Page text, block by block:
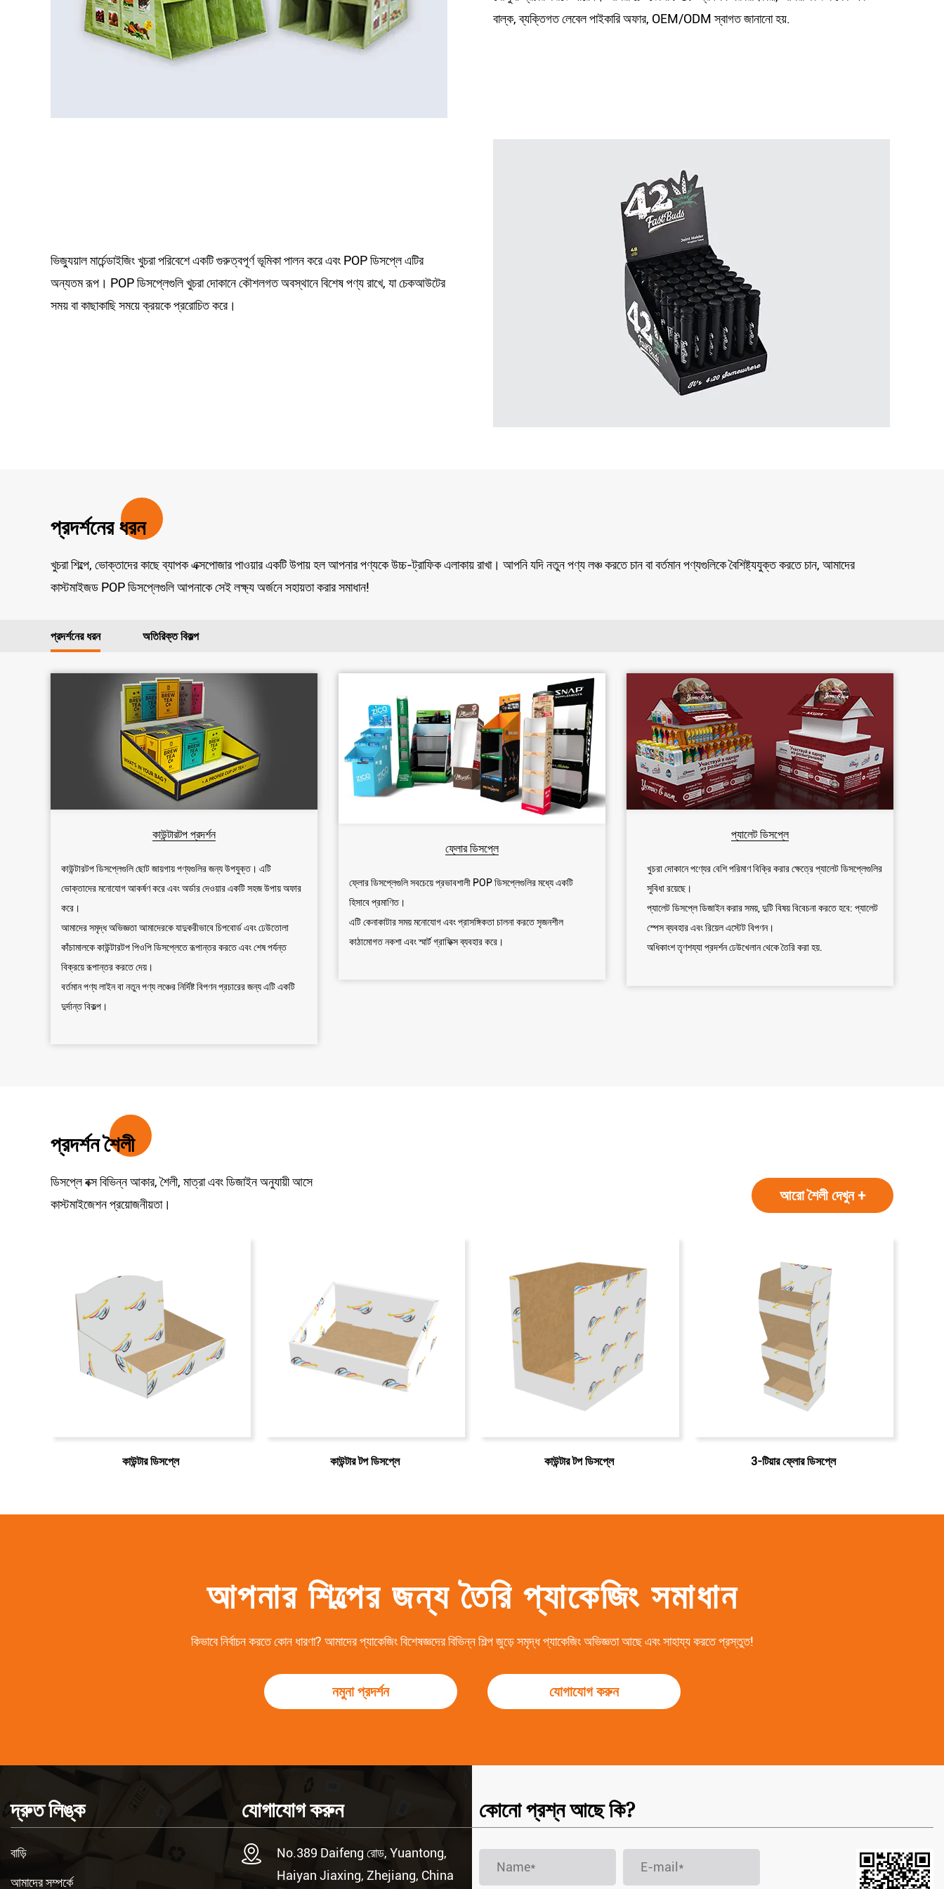
বাল্ক, ব্যক্তিগত লেবেল পাইকারি অফার, OEM/ODM স্বাগত জানানো হয়.
ভিজ্যুয়াল মার্চেন্ডাইজিং খুচরা পরিবেশে একটি গুরুত্বপূর্ণ ভূমিকা পালন করে এবং POP ডিসপ্লে এটির
অন্যতম রূপ। POP ডিসপ্লেগুলি খুচরা দোকানে কৌশলগত অবস্থানে বিশেষ পণ্য রাখে, যা চেকআউটের
সময় বা কাছাকাছি সময়ে ক্রয়কে প্ররোচিত করে।
প্রদর্শনের ধরন
খুচরা শিল্পে, ভোক্তাদের কাছে ব্যাপক এক্সপোজার পাওয়ার একটি উপায় হল আপনার পণ্যকে উচ্চ-ট্রাফিক এলাকায় রাখা। আপনি যদি নতুন পণ্য লঞ্চ করতে চান বা বর্তমান পণ্যগুলিকে বৈশিষ্ট্যযুক্ত করতে চান, আমাদের
কাস্টমাইজড POP ডিসপ্লেগুলি আপনাকে সেই লক্ষ্য অর্জনে সহায়তা করার সমাধান!
প্রদর্শনের ধরন অতিরিক্ত বিকল্প
কাউন্টারটপ প্রদর্শন
কাউন্টারটপ ডিসপ্লেগুলি ছোট জায়গায় পণ্যগুলির জন্য উপযুক্ত। এটি
ভোক্তাদের মনোযোগ আকর্ষণ করে এবং অর্ডার দেওয়ার একটি সহজ উপায় অফার
করে।
আমাদের সমৃদ্ধ অভিজ্ঞতা আমাদেরকে যাদুকরীভাবে চিপবোর্ড এবং ঢেউতোলা
কাঁচামালকে কাউন্টারটপ পিওপি ডিসপ্লেতে রূপান্তর করতে এবং শেষ পর্যন্ত
বিক্রয়ে রূপান্তর করতে দেয়।
বর্তমান পণ্য লাইন বা নতুন পণ্য লঞ্চের নির্দিষ্ট বিপণন প্রচারের জন্য এটি একটি
দুর্দান্ত বিকল্প।
ফ্লোর ডিসপ্লে
ফ্লোর ডিসপ্লেগুলি সবচেয়ে প্রভাবশালী POP ডিসপ্লেগুলির মধ্যে একটি
হিসাবে প্রমাণিত।
এটি কেনাকাটার সময় মনোযোগ এবং প্রাসঙ্গিকতা চালনা করতে সৃজনশীল
কাঠামোগত নকশা এবং স্মার্ট গ্রাফিক্স ব্যবহার করে।
প্যালেট ডিসপ্লে
খুচরা দোকানে পণ্যের বেশি পরিমাণ বিক্রি করার ক্ষেত্রে প্যালেট ডিসপ্লেগুলির
সুবিধা রয়েছে।
প্যালেট ডিসপ্লে ডিজাইন করার সময়, দুটি বিষয় বিবেচনা করতে হবে: প্যালেট
স্পেস ব্যবহার এবং রিয়েল এস্টেট বিপণন।
অধিকাংশ তৃণশয্যা প্রদর্শন ঢেউখেলান থেকে তৈরি করা হয়.
প্রদর্শন শৈলী
ডিসপ্লে বক্স বিভিন্ন আকার, শৈলী, মাত্রা এবং ডিজাইন অনুযায়ী আসে
কাস্টমাইজেশন প্রয়োজনীয়তা।
আরো শৈলী দেখুন +
কাউন্টার ডিসপ্লে কাউন্টার টপ ডিসপ্লে কাউন্টার টপ ডিসপ্লে 3-টিয়ার ফ্লোর ডিসপ্লে
আপনার শিল্পের জন্য তৈরি প্যাকেজিং সমাধান
কিভাবে নির্বাচন করতে কোন ধারণা? আমাদের প্যাকেজিং বিশেষজ্ঞদের বিভিন্ন শিল্প জুড়ে সমৃদ্ধ প্যাকেজিং অভিজ্ঞতা আছে এবং সাহায্য করতে প্রস্তুত!
নমুনা প্রদর্শন যোগাযোগ করুন
দ্রুত লিঙ্ক
বাড়ি
আমাদের সম্পর্কে
যোগাযোগ করুন
No.389 Daifeng রোড, Yuantong,
Haiyan Jiaxing, Zhejiang, China
কোনো প্রশ্ন আছে কি?